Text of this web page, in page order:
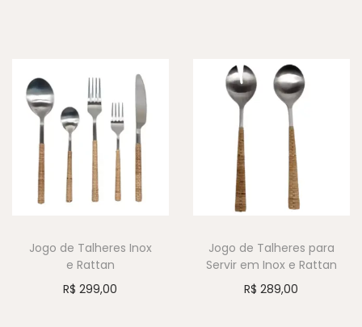
Jogo de Talheres Inox
e Rattan
R$ 299,00
Jogo de Talheres para
Servir em Inox e Rattan
R$ 289,00